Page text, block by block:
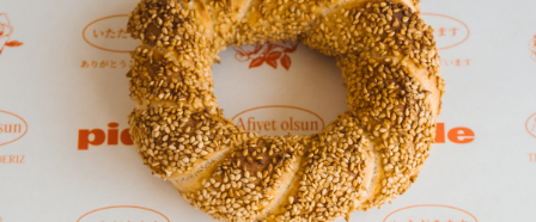
FORTUNE
明日のわたし
[12星座別] Weekly Holoscope
[12星座別] Monthly Love Holoscope
HEALTH
自分にやさしく
プ